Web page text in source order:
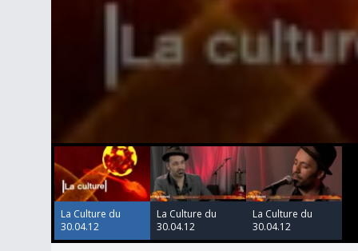
0
seconds
of
10
minutes,
29
seconds
90%
La Culture du
30.04.12
La Culture du
30.04.12
La Culture du
30.04.12